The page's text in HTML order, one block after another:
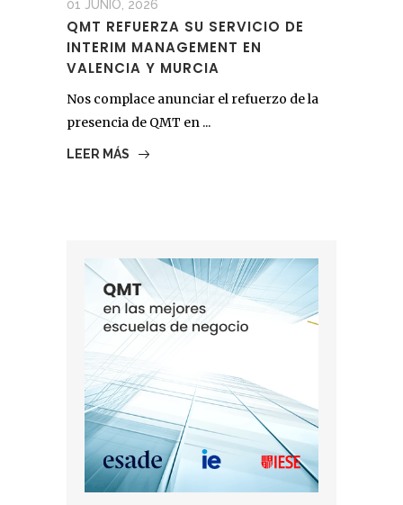
01 JUNIO, 2026
QMT REFUERZA SU SERVICIO DE
INTERIM MANAGEMENT EN
VALENCIA Y MURCIA
Nos complace anunciar el refuerzo de la
presencia de QMT en ...
LEER MÁS